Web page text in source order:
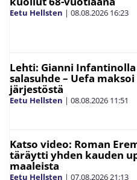
Eetu Hellsten | 08.08.2026 16:23
Lehti: Gianni
salasuhde – Uefa
järjestöstä
Eetu Hellsten | 08.08.2026 11:51
Katso video: Roman
täräytti yhden kauden
maaleista
Eetu Hellsten | 07.08.202621:13